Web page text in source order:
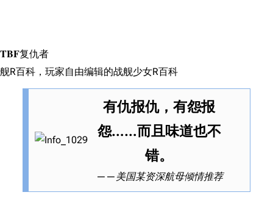
TBF复仇者
舰R百科，玩家自由编辑的战舰少女R百科
有仇报仇，有怨报
怨……而且味道也不
错。
——美国某资深航母倾情推荐